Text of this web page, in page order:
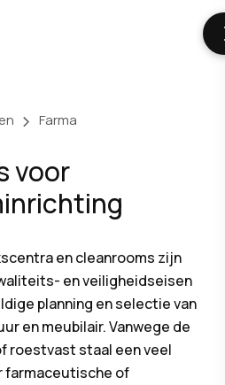
Farma
voor
en cleanrooms zijn
en veiligheidseisen
planning en selectie van
en meubilair. Vanwege de
roestvast staal een veel
farmaceutische of